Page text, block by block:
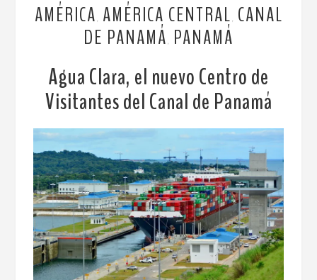
AMÉRICA AMÉRICA CENTRAL CANAL
DE PANAMÁ PANAMÁ
Agua Clara, el nuevo Centro de
Visitantes del Canal de Panamá